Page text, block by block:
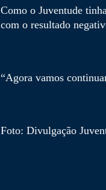
Como o Juventude
com o resultado
“Agora vamos
Foto: Divulgação